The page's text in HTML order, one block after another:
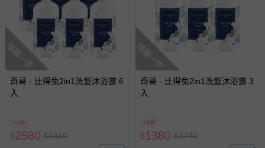
搶購一空
奇哥 - 比得兔2in1洗髮沐浴露 6
入
74折
$2580 $3480
搶購一空
奇哥 - 比得兔2in1洗髮沐浴露 3
入
79折
$1380 $1740